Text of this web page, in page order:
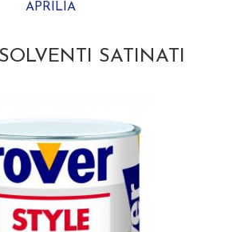
APRILIA
SATINATI